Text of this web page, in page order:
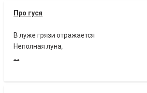
Про гуся
В луже грязи отражается
Неполная луна,